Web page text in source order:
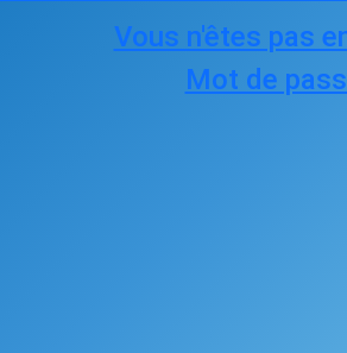
Vous n'êtes pas
Mot de